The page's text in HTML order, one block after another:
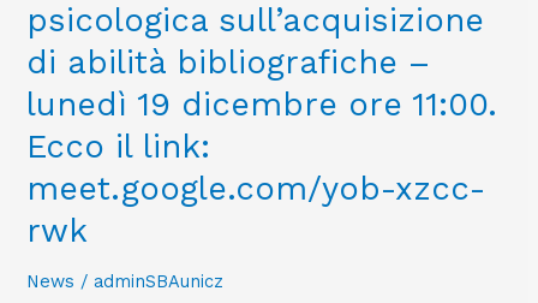
psicologica sull’acquisizione
di abilità bibliografiche –
lunedì 19 dicembre ore 11:00.
Ecco il link:
meet.google.com/yob-xzcc-
rwk
News / adminSBAunicz
aree:
biomedica,
farmacologica,
sociologica,
psicologica
sull’acquisizione
di
abilità
bibliografiche
–